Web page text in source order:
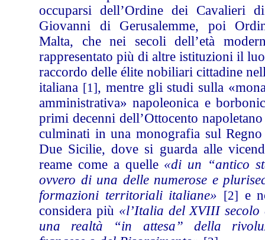
occuparsi dell’Ordine dei Cavalieri
Giovanni di Gerusalemme, poi
Malta, che nei secoli dell’età
rappresentato più di altre istituzioni il
raccordo delle élite nobiliari cittadine
italiana [1], mentre gli studi sulla
amministrativa» napoleonica e
primi decenni dell’Ottocento
culminati in una monografia sul
Due Sicilie, dove si guarda alle
reame come a quelle «di un “antico
ovvero di una delle numerose e
formazioni territoriali italiane» [2] e
considera più «l’Italia del XVIII secolo
una realtà “in attesa” della